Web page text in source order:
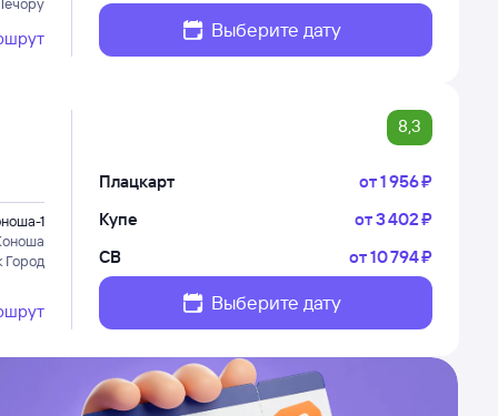
Выберите дату
8,3
1
Город
Плацкарт от1 ⁠956 ⁠₽
Купе
от3 ⁠402 ⁠₽
СВ
от10 ⁠794 ⁠₽
Выберите дату